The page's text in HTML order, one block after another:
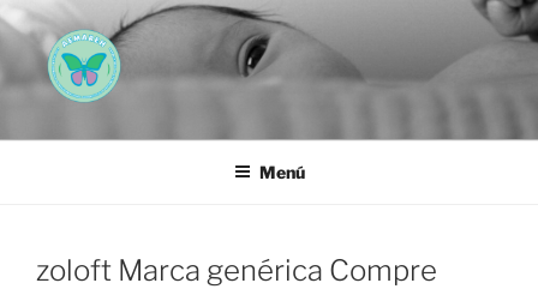
Saltar
al
contenido
AEMAREH
Menú
zoloft Marca genérica Compre